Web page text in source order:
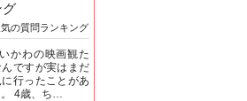
グ
の質問ランキング
かわの映画観た
ですが実はまだ
行ったことがあ
。 4歳、ち…